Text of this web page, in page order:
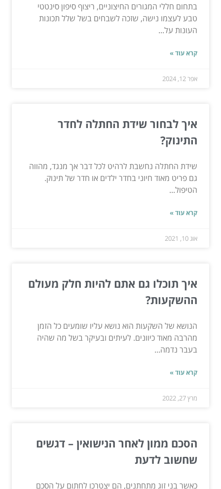
בתחום חללי המגורים החיצוניים, ריצוף סיפון סינטטי
טבע לעצמו נישה, שזכה לשבחים בשל שלל תכונות
העונות על...
קרא עוד »
אפר 12, 2024
איך לבחור שידת החתלה לחדר
התינוק?
שידת החתלה נחשבת לרהיט לכל דבר אך מנגד, מהווה
גם פריט מאוד חיוני בחדר ילדים או חדר של תינוק.
הטיפול...
קרא עוד »
אוג 10, 2021
איך תוכלו גם אתם להיות חלק מעולם
ההשקעות?
הנושא של השקעות הוא נושא עליו שומעים כל הזמן
מהרבה מאוד כיוונים. לעיתים ובעיקר בשל מה שהיה
בעבר נדמה...
קרא עוד »
מרץ 27, 2022
הסכם ממון לאחר הנישואין – דגשים
שחשוב לדעת
כאשר בני זוג מתחתנים, הם יצטרכו לחתום על הסכם